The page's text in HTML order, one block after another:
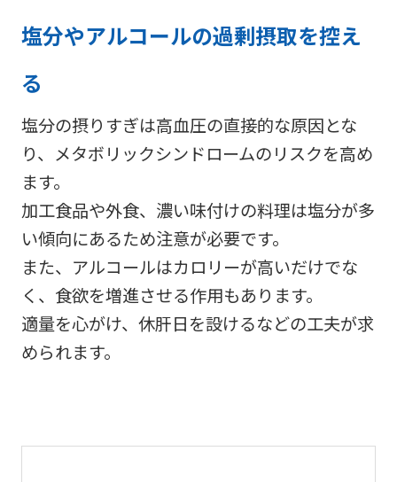
塩分やアルコールの過剰摂取を控え
る
塩分の摂りすぎは高血圧の直接的な原因とな
り、メタボリックシンドロームのリスクを高め
ます。
加工食品や外食、濃い味付けの料理は塩分が多
い傾向にあるため注意が必要です。
また、アルコールはカロリーが高いだけでな
く、食欲を増進させる作用もあります。
適量を心がけ、休肝日を設けるなどの工夫が求
められます。